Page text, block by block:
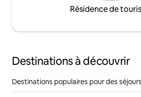
Résidence de
Destinations à découvrir
Destinations populaires pour des